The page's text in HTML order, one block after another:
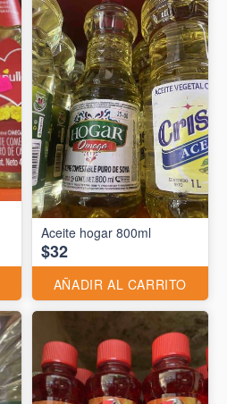
Aceite hogar 800ml
$32
AÑADIR AL CARRITO